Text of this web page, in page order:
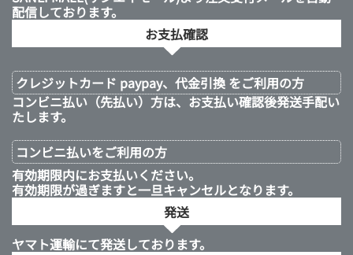
配信しております。
お支払確認
クレジットカード paypay、代金引換 をご利用の方
コンビニ払い（先払い）方は、お支払い確認後発送手配い
たします。
コンビニ払いをご利用の方
有効期限内にお支払いください。
有効期限が過ぎますと一旦キャンセルとなります。
発送
ヤマト運輸にて発送しております。